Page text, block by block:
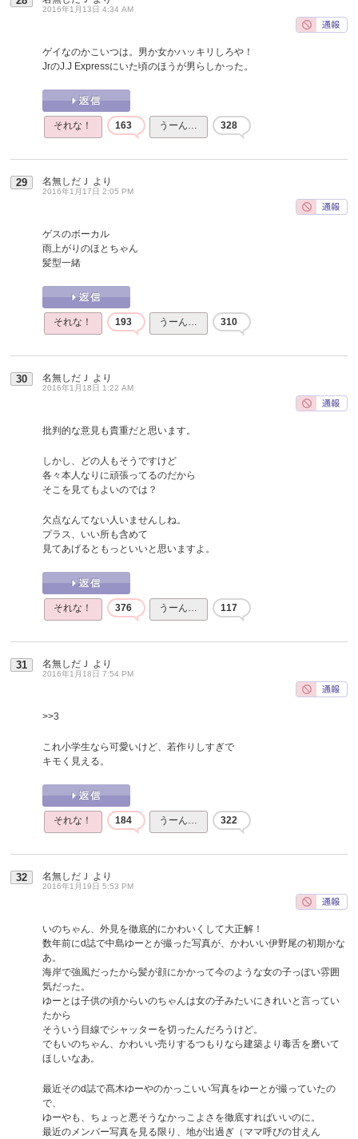
2016年1月13日 4:34 AM
ゲイなのかこいつは。男か女かハッキリしろや！
JrのJ.J Expressにいた頃のほうが男らしかった。
それな！ 163 うーん… 328
29 名無しだＪ より
2016年1月17日 2:05 PM
ゲスのボーカル
雨上がりのほとちゃん
髪型一緒
それな！ 193 うーん… 310
30 名無しだＪ より
2016年1月18日 1:22 AM
批判的な意見も貴重だと思います。
しかし、どの人もそうですけど
各々本人なりに頑張ってるのだから
そこを見てもよいのでは？
欠点なんてない人いませんしね。
プラス、いい所も含めて
見てあげるともっといいと思いますよ。
それな！ 376 うーん… 117
31 名無しだＪ より
2016年1月18日 7:54 PM
>>3
これ小学生なら可愛いけど、若作りしすぎで
キモく見える。
それな！ 184 うーん… 322
32 名無しだＪ より
2016年1月19日 5:53 PM
いのちゃん、外見を徹底的にかわいくして大正解！
数年前にd誌で中島ゆーとが撮った写真が、かわいい伊野尾の初期かな
あ。
海岸で強風だったから髪が顔にかかって今のような女の子っぽい雰囲
気だった。
ゆーとは子供の頃からいのちゃんは女の子みたいにきれいと言ってい
たから
そういう目線でシャッターを切ったんだろうけど。
でもいのちゃん、かわいい売りするつもりなら建築より毒舌を磨いて
ほしいなあ。
最近そのd誌で髙木ゆーやのかっこいい写真をゆーとが撮っていたの
で、
ゆーやも、ちょっと悪そうなかっこよさを徹底すればいいのに。
最近のメンバー写真を見る限り、地が出過ぎ（ママ呼びの甘えん